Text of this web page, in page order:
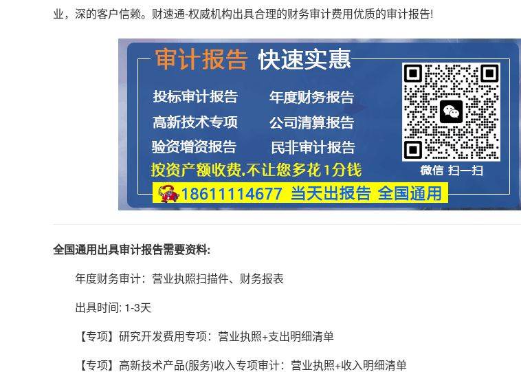
业，深的客户信赖。财速通-权威机构出具合理的财务审计费用优质的审计报告!
全国通用出具审计报告需要资料:
年度财务审计：营业执照扫描件、财务报表
出具时间: 1-3天
【专项】研究开发费用专项：营业执照+支出明细清单
【专项】高新技术产品(服务)收入专项审计：营业执照+收入明细清单